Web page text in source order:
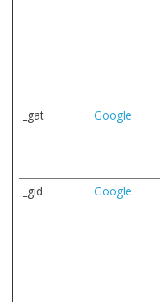
_gat
Google
_gid Google